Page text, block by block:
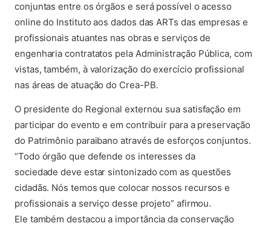
conjuntas entre os órgãos e será possível o acesso
online do Instituto aos dados das ARTs das empresas e
profissionais atuantes nas obras e serviços de
engenharia contratatos pela Administração Pública, com
vistas, também, à valorização do exercício profissional
nas áreas de atuação do Crea-PB.
O presidente do Regional externou sua satisfação em
participar do evento e em contribuir para a preservação
do Patrimônio paraibano através de esforços conjuntos.
“Todo órgão que defende os interesses da
sociedade deve estar sintonizado com as questões
cidadãs. Nós temos que colocar nossos recursos e
profissionais a serviço desse projeto” afirmou.
Ele também destacou a importância da conservação